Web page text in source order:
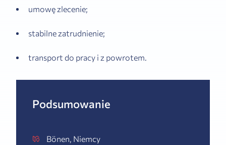
umowę zlecenie;
stabilne zatrudnienie;
transport do pracy i z powrotem.
Podsumowanie
Bönen, Niemcy